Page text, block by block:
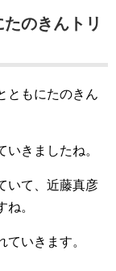
のきんトリ
ともにたのきん
きましたね。
いて、近藤真彦
。
いきます。